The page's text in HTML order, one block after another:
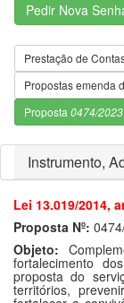
Pedir Nova
Prestação de
Propostas emenda
Proposta 0474/2023
Instrumento,
Lei 13.019/2014,
Proposta Nº:
Objeto:
fortalecimento
proposta do
territórios,